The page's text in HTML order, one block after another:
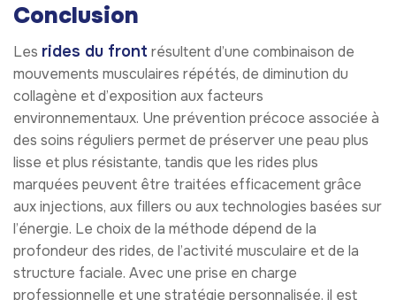
Conclusion
Les rides du front résultent d’une combinaison de
mouvements musculaires répétés, de diminution du
collagène et d’exposition aux facteurs
environnementaux. Une prévention précoce associée à
des soins réguliers permet de préserver une peau plus
lisse et plus résistante, tandis que les rides plus
marquées peuvent être traitées efficacement grâce
aux injections, aux fillers ou aux technologies basées sur
l’énergie. Le choix de la méthode dépend de la
profondeur des rides, de l’activité musculaire et de la
structure faciale. Avec une prise en charge
professionnelle et une stratégie personnalisée, il est